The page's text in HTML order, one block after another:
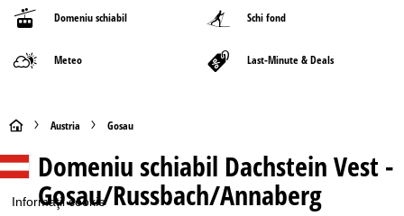
Informaţii cookie
Domeniu schiabil Schi fond
Meteo Last-Minute & Deals
A
c
a
Austria Gosau
Domeniu schiabil Dachstein Vest -
Gosau/Russbach/Annaberg